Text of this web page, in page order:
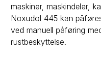
maskiner, maskindeler,
Noxudol 445 kan
ved manuell påføring
rustbeskyttelse.